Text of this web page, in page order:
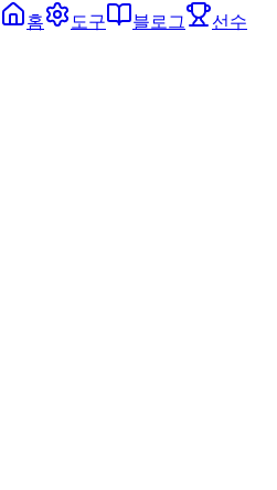
홈 도구 블로그 선수